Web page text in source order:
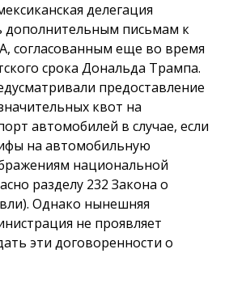
делегация
дополнительным письмам к
согласованным еще во время
срока Дональда Трампа.
предоставление
квот на
автомобилей в случае, если
на автомобильную
национальной
разделу 232 Закона о
Однако нынешняя
не проявляет
эти договоренности о